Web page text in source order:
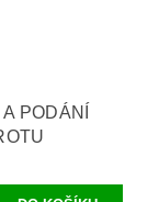
PODÁNÍ